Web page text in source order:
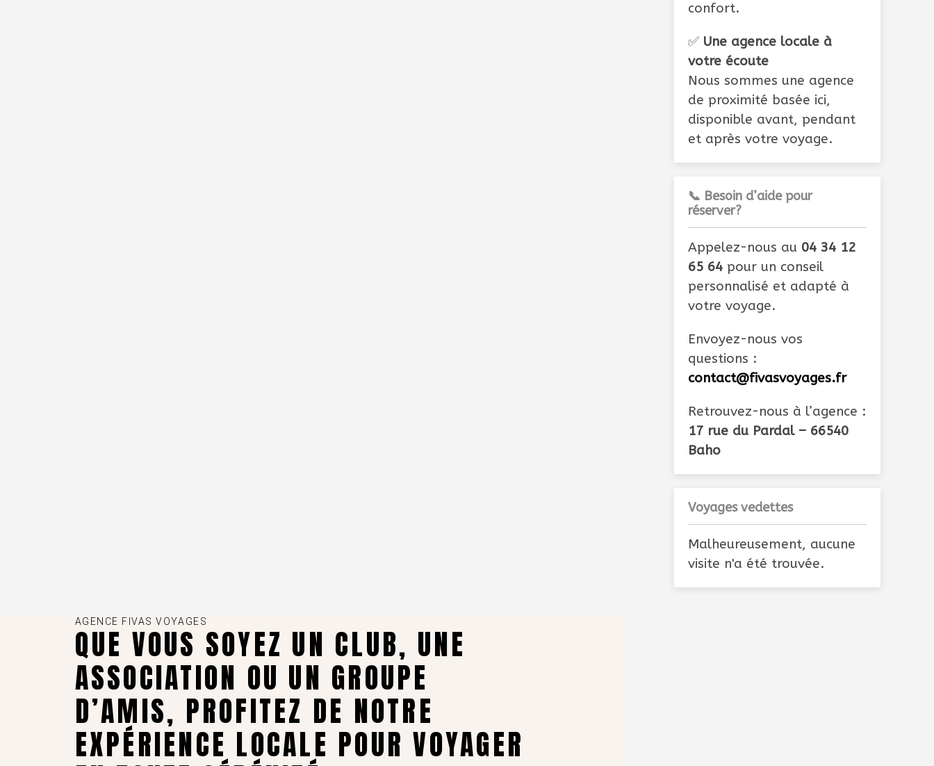
confort.
✅ Une agence locale à
votre écoute
Nous sommes une agence
de proximité basée ici,
disponible avant, pendant
et après votre voyage.
📞 Besoin d’aide pour
réserver?
Appelez-nous au 04 34 12
65 64pour un conseil
personnalisé et adapté à
votre voyage.
Envoyez-nous vos
questions :
contact@fivasvoyages.fr
Retrouvez-nous à l’agence :
17 rue du Pardal – 66540
Baho
Voyages vedettes
Malheureusement, aucune
visite n'a été trouvée.
AGENCE FIVAS VOYAGES
QUE VOUS SOYEZ UN CLUB, UNE
ASSOCIATION OU UN GROUPE
D’AMIS, PROFITEZ DE NOTRE
EXPÉRIENCE LOCALE POUR VOYAGER